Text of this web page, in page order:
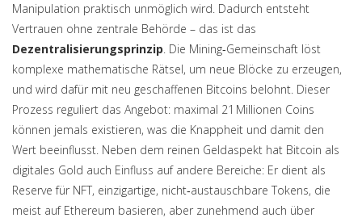
Manipulation praktisch unmöglich wird. Dadurch entsteht
Vertrauen ohne zentrale Behörde – das ist das
Dezentralisierungsprinzip. Die Mining‑Gemeinschaft löst
komplexe mathematische Rätsel, um neue Blöcke zu erzeugen,
und wird dafür mit neu geschaffenen Bitcoins belohnt. Dieser
Prozess reguliert das Angebot: maximal 21 Millionen Coins
können jemals existieren, was die Knappheit und damit den
Wert beeinflusst. Neben dem reinen Geldaspekt hat Bitcoin als
digitales Gold auch Einfluss auf andere Bereiche: Er dient als
Reserve für NFT, einzigartige, nicht‑austauschbare Tokens, die
meist auf Ethereum basieren, aber zunehmend auch über